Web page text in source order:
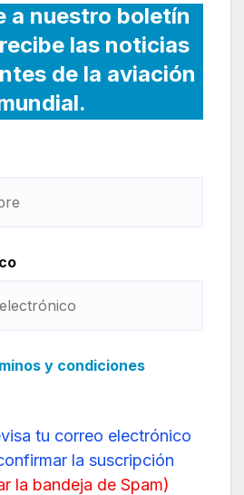
a nuestro boletín
las noticias
de la aviación
y condiciones
tu correo electrónico
la suscripción
la bandeja de Spam)